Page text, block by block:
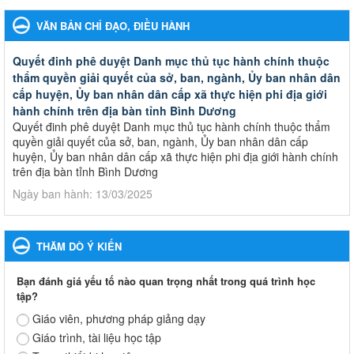
VĂN BẢN CHỈ ĐẠO, ĐIỀU HÀNH
Quyết đinh phê duyệt Danh mục thủ tục hành chính thuộc
thẩm quyền giải quyết của sở, ban, ngành, Ủy ban nhân dân
cấp huyện, Ủy ban nhân dân cấp xã thực hiện phi địa giới
hành chính trên địa bàn tỉnh Bình Dương
Quyết đinh phê duyệt Danh mục thủ tục hành chính thuộc thẩm
quyền giải quyết của sở, ban, ngành, Ủy ban nhân dân cấp
huyện, Ủy ban nhân dân cấp xã thực hiện phi địa giới hành chính
trên địa bàn tỉnh Bình Dương
Ngày ban hành: 13/03/2025
Giáo dục và Đào tạo thành phố Bến Cát
Kế hoạch Phổ biến, giáo dục pháp luật năm 2025 của ngành
Giáo dục và Đào tạo thành phố Bến Cát
Ngày ban hành: 28/02/2025
Quyết định công bố thủ tục hành chính bị bãi bỏ trong lĩnh
vực giáo dục đào tạo thuộc hệ giáo dục quốc dân và cơ sở
THĂM DÒ Ý KIẾN
Bạn đánh giá yếu tố nào quan trọng nhất trong quá trình học
tập?
Giáo viên, phương pháp giảng dạy
Giáo trình, tài liệu học tập